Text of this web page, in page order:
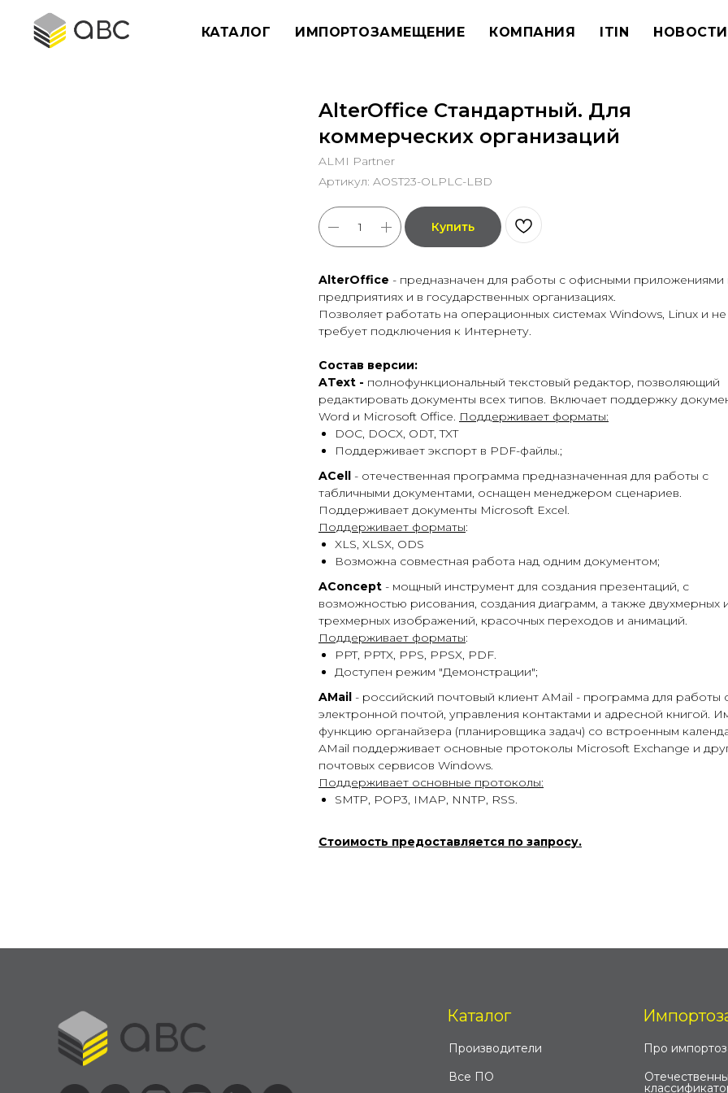
КАТАЛОГ ИМПОРТОЗАМЕЩЕНИЕ КОМПАНИЯ ITIN НОВОСТИ
AlterOffice Стандартный. Для
коммерческих организаций
ALMI Partner
Артикул: AOST23-OLPLC-LBD
Купить
AlterOffice - предназначен для работы с офисными приложениями
предприятиях и в государственных организациях.
Позволяет работать на операционных системах Windows, Linux и не
требует подключения к Интернету.
Состав версии:
AText - полнофункциональный текстовый редактор, позволяющий
редактировать документы всех типов. Включает поддержку
Word и Microsoft Office. Поддерживает форматы:
DOC, DOCX, ODT, TXT
Поддерживает экспорт в PDF-файлы.;
ACell
- отечественная программа предназначенная для работы с
табличными документами, оснащен менеджером сценариев.
Поддерживает документы Microsoft Excel.
Поддерживает форматы:
XLS, XLSX, ODS
Возможна совместная работа над одним документом;
AConcept - мощный инструмент для создания презентаций, с
возможностью рисования, создания диаграмм, а также двухмерных
трехмерных изображений, красочных переходов и анимаций.
Поддерживает форматы:
PPT, PPTX, PPS, PPSX, PDF.
Доступен режим "Демонстрации";
AMail - российский почтовый клиент AMail - программа для работы
электронной почтой, управления контактами и адресной книгой.
функцию органайзера (планировщика задач) со встроенным
AMail поддерживает основные протоколы Microsoft Exchange и
почтовых сервисов Windows.
Поддерживает основные протоколы:
SMTP, POP3, IMAP, NNTP, RSS.
Стоимость предоставляется по запросу.
Все ПО
Производители
Каталог
Про